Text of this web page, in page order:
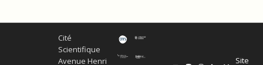
Cité
Scientifique
Avenue Henri
Site